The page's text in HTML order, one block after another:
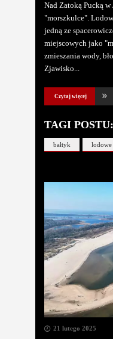
Nad Zatoką Pucką w
"morszkulce".
jedną ze
miejscowych jako
zmieszania wody,
Zjawisko
Czytaj więcej
TAGI POSTU:
bałtyk
21 lutego 2025